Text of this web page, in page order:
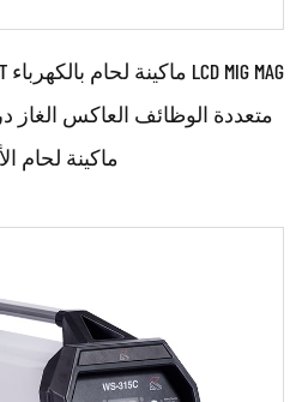
حدود:
ماكينة لحام